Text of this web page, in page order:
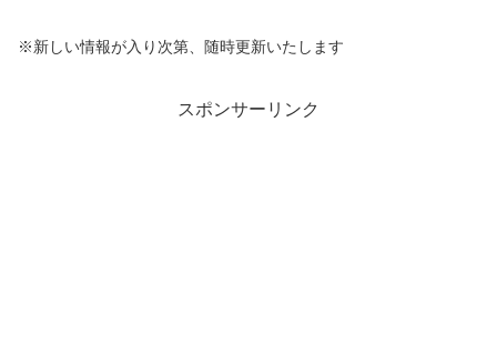
※新しい情報が入り次第、随時更新いたします
スポンサーリンク